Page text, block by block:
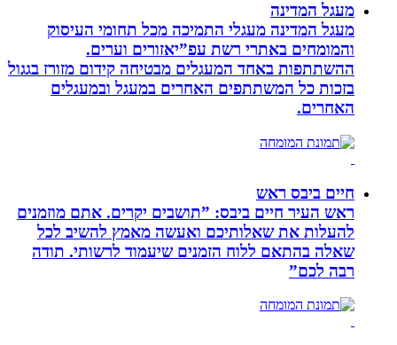
מעגל המדינה
מעגל המדינה מעגלי התמיכה מכל תחומי העיסוק
והמומחים באתרי רשת עפ”יאזורים וערים.
ההשתתפות באחד המעגלים מבטיחה קידום מזורז בגגול
בזכות כל המשתתפים האחרים במעגל ובמעגלים
האחרים.
חיים ביבס ראש
ראש העיר חיים ביבס: ”תושבים יקרים. אתם מוזמנים
להעלות את שאלותיכם ואעשה מאמץ להשיב לכל
שאלה בהתאם ללוח הזמנים שיעמוד לרשותי. תודה
רבה לכם”